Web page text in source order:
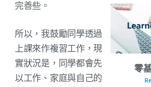
完善些。
所以，我鼓勵同學透過
上課來作複習工作，現
實狀況是，同學都會先
以工作、家庭與自己的
零